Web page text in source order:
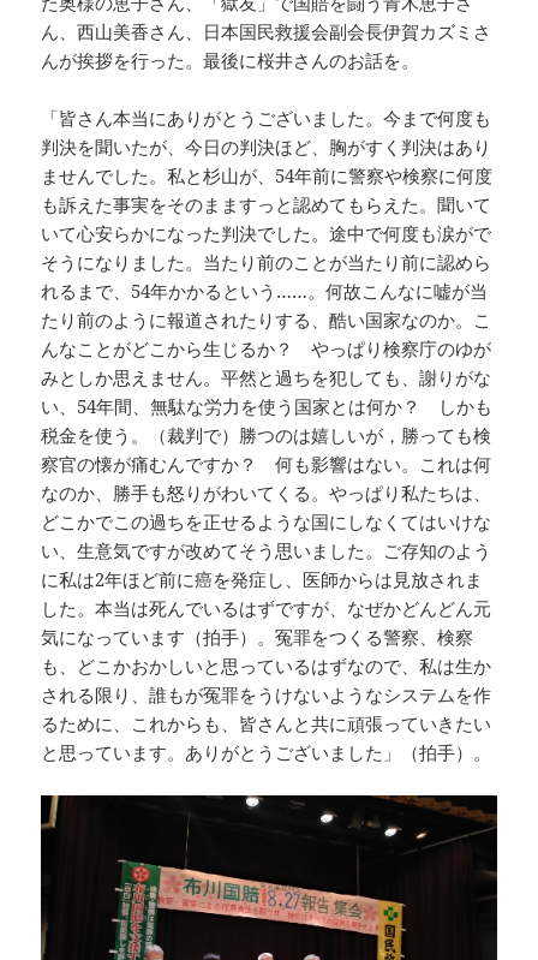
ん、西山美香さん、日本国民救援会副会長伊賀カズミさ
んが挨拶を行った。最後に桜井さんのお話を。
「皆さん本当にありがとうございました。今まで何度も
判決を聞いたが、今日の判決ほど、胸がすく判決はあり
ませんでした。私と杉山が、54年前に警察や検察に何度
も訴えた事実をそのまますっと認めてもらえた。聞いて
いて心安らかになった判決でした。途中で何度も涙がで
そうになりました。当たり前のことが当たり前に認めら
れるまで、54年かかるという……。何故こんなに嘘が当
たり前のように報道されたりする、酷い国家なのか。こ
んなことがどこから生じるか？ やっぱり検察庁のゆが
みとしか思えません。平然と過ちを犯しても、謝りがな
い、54年間、無駄な労力を使う国家とは何か？ しかも
税金を使う。（裁判で）勝つのは嬉しいが，勝っても検
察官の懐が痛むんですか？ 何も影響はない。これは何
なのか、勝手も怒りがわいてくる。やっぱり私たちは、
どこかでこの過ちを正せるような国にしなくてはいけな
い、生意気ですが改めてそう思いました。ご存知のよう
に私は2年ほど前に癌を発症し、医師からは見放されま
した。本当は死んでいるはずですが、なぜかどんどん元
気になっています（拍手）。冤罪をつくる警察、検察
も、どこかおかしいと思っているはずなので、私は生か
される限り、誰もが冤罪をうけないようなシステムを作
るために、これからも、皆さんと共に頑張っていきたい
と思っています。ありがとうございました」（拍手）。